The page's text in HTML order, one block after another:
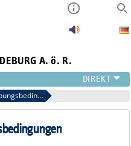
A. ö. R.
Teilnahme- und Bewerbungsbedingungen